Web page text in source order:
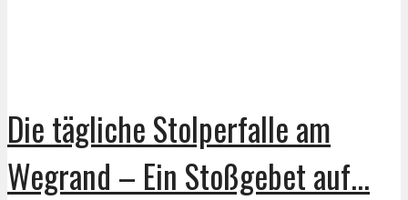
Die tägliche Stolperfalle am
Wegrand – Ein Stoßgebet auf...